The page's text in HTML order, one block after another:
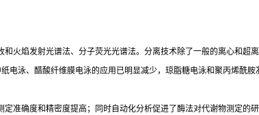
火焰发射光谱法、分子荧光光谱法。分离技术除了一般的离心和
泳、醋酸纤维膜电泳的应用已明显减少，琼脂糖电泳和聚丙烯酰胺
准确度和精密度提高；同时自动化分析促进了酶法对代谢物测定